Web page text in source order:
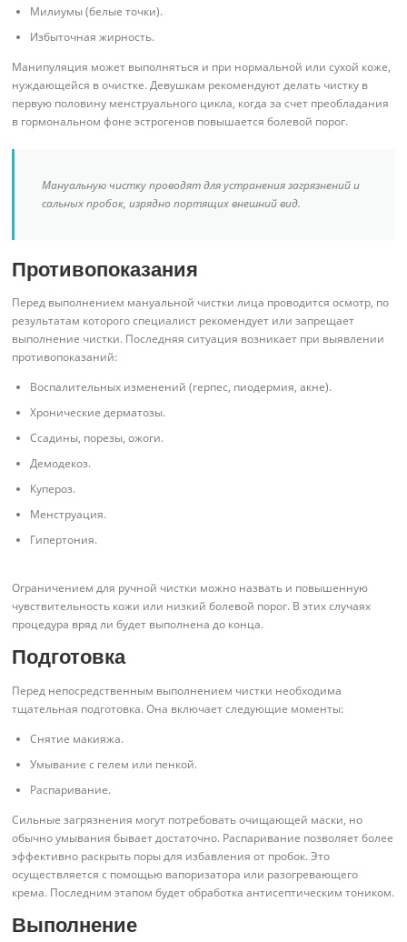
Милиумы (белые точки).
Избыточная жирность.
Манипуляция может выполняться и при нормальной или сухой коже,
нуждающейся в очистке. Девушкам рекомендуют делать чистку в
первую половину менструального цикла, когда за счет преобладания
в гормональном фоне эстрогенов повышается болевой порог.
Мануальную чистку проводят для устранения загрязнений и
сальных пробок, изрядно портящих внешний вид.
Противопоказания
Перед выполнением мануальной чистки лица проводится осмотр, по
результатам которого специалист рекомендует или запрещает
выполнение чистки. Последняя ситуация возникает при выявлении
противопоказаний:
Воспалительных изменений (герпес, пиодермия, акне).
Хронические дерматозы.
Ссадины, порезы, ожоги.
Демодекоз.
Купероз.
Менструация.
Гипертония.
Ограничением для ручной чистки можно назвать и повышенную
чувствительность кожи или низкий болевой порог. В этих случаях
процедура вряд ли будет выполнена до конца.
Подготовка
Перед непосредственным выполнением чистки необходима
тщательная подготовка. Она включает следующие моменты:
Снятие макияжа.
Умывание с гелем или пенкой.
Распаривание.
Сильные загрязнения могут потребовать очищающей маски, но
обычно умывания бывает достаточно. Распаривание позволяет более
эффективно раскрыть поры для избавления от пробок. Это
осуществляется с помощью вапоризатора или разогревающего
крема. Последним этапом будет обработка антисептическим тоником.
Выполнение